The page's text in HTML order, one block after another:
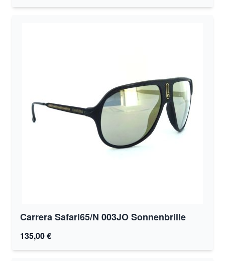
Carrera Safari65/N 003JO Sonnenbrille
135,00 €